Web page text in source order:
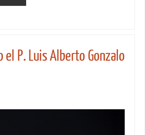
el P. Luis Alberto Gonzalo